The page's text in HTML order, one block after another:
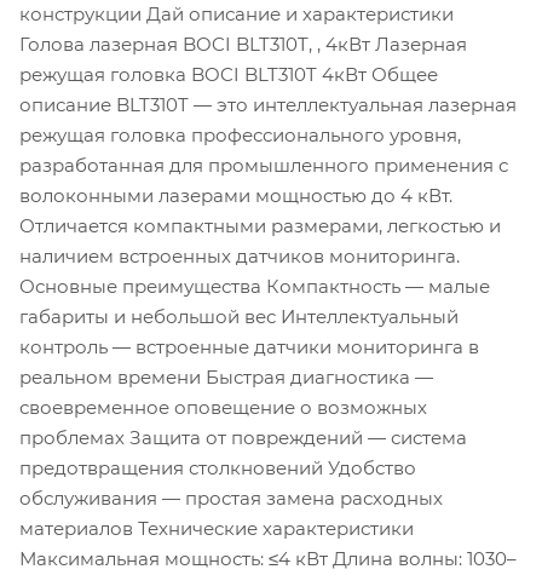
конструкции Дай описание и характеристики
Голова лазерная BOCI BLT310T, , 4кВт Лазерная
режущая головка BOCI BLT310T 4кВт Общее
описание BLT310T — это интеллектуальная лазерная
режущая головка профессионального уровня,
разработанная для промышленного применения с
волоконными лазерами мощностью до 4 кВт.
Отличается компактными размерами, легкостью и
наличием встроенных датчиков мониторинга.
Основные преимущества Компактность — малые
габариты и небольшой вес Интеллектуальный
контроль — встроенные датчики мониторинга в
реальном времени Быстрая диагностика —
своевременное оповещение о возможных
проблемах Защита от повреждений — система
предотвращения столкновений Удобство
обслуживания — простая замена расходных
материалов Технические характеристики
Максимальная мощность: ≤4 кВт Длина волны: 1030–